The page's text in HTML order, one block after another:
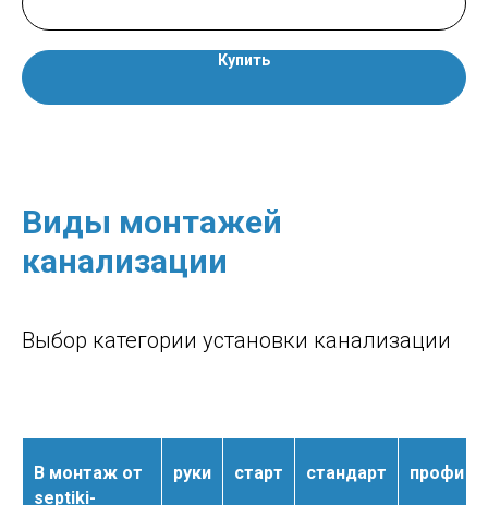
Купить
Виды монтажей
канализации
Выбор категории установки канализации
В монтаж от
septiki-
руки старт стандарт профи